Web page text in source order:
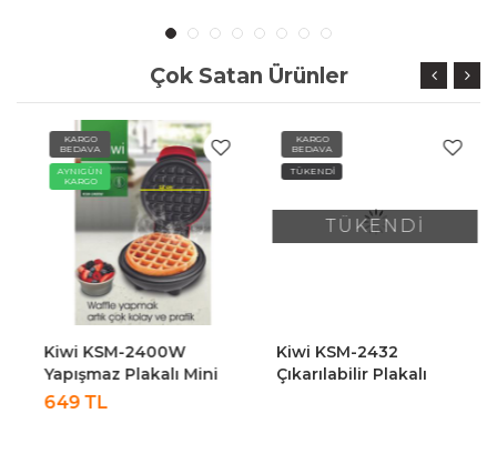
Çok Satan Ürünler
KARGO
BEDAVA
AYNIGÜN
KARGO
Kiwi KSM-2400W
Yapışmaz Plakalı Mini
Waffle Makinesi Kırmızı
649 TL
KARGO
BEDAVA
TÜKENDİ
TÜKENDİ
Kiwi KSM-2432
Çıkarılabilir Plakalı